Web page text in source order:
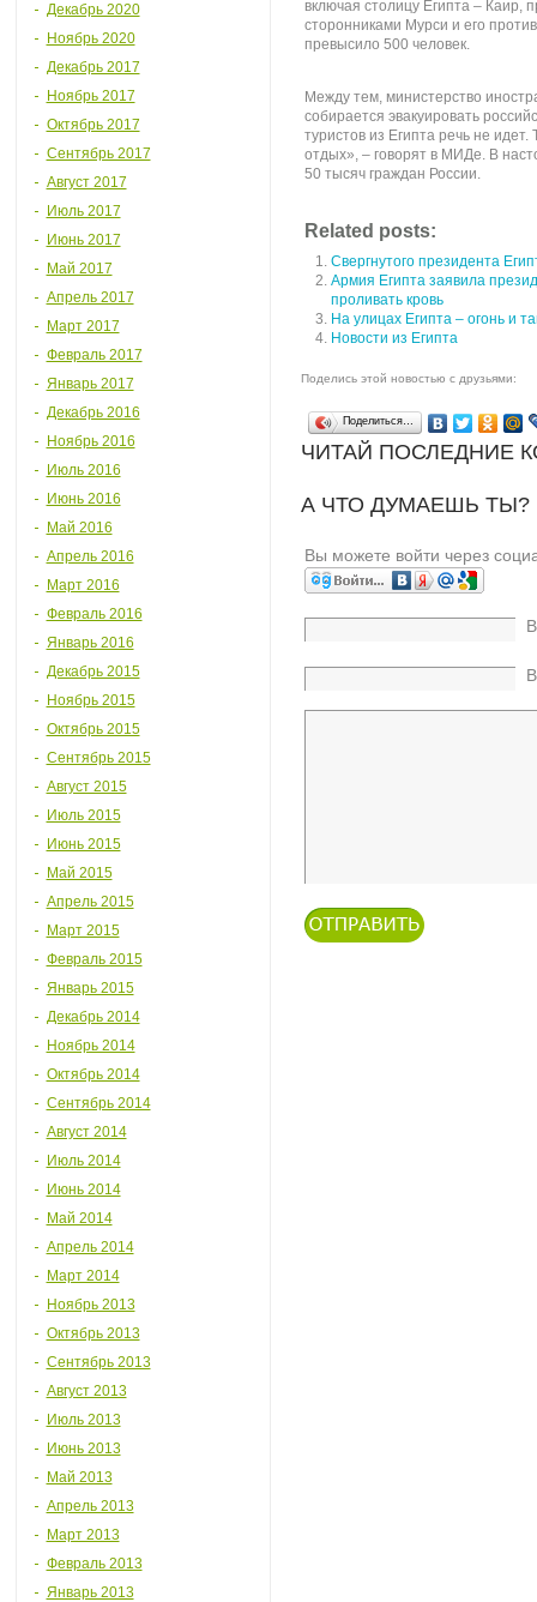
Декабрь 2020
Ноябрь 2020
Декабрь 2017
Ноябрь 2017
Октябрь 2017
Сентябрь 2017
Август 2017
Июль 2017
Июнь 2017
Май 2017
Апрель 2017
Март 2017
Февраль 2017
Январь 2017
Декабрь 2016
Ноябрь 2016
Июль 2016
Июнь 2016
Май 2016
Апрель 2016
Март 2016
Февраль 2016
Январь 2016
Декабрь 2015
Ноябрь 2015
Октябрь 2015
Сентябрь 2015
Август 2015
Июль 2015
Июнь 2015
Май 2015
Апрель 2015
Март 2015
Февраль 2015
Январь 2015
Декабрь 2014
Ноябрь 2014
Октябрь 2014
Сентябрь 2014
Август 2014
Июль 2014
Июнь 2014
Май 2014
Апрель 2014
Март 2014
Ноябрь 2013
Октябрь 2013
Сентябрь 2013
Август 2013
Июль 2013
Июнь 2013
Май 2013
Апрель 2013
Март 2013
Февраль 2013
Январь 2013
включая столицу Египта – Каир,
сторонниками Мурси и его
превысило 500 человек.
Между тем, министерство
собирается эвакуировать
туристов из Египта речь не идет.
отдых», – говорят в МИДе. В
50 тысяч граждан России.
Related posts:
Свергнутого президента
Армия Египта заявила
проливать кровь
На улицах Египта – огонь и
Новости из Египта
Поделись этой новостью с друзьями:
Поделиться…
ЧИТАЙ ПОСЛЕДНИЕ
А ЧТО ДУМАЕШЬ
Вы можете войти через